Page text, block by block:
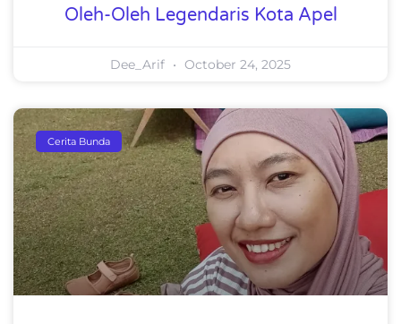
Oleh-Oleh Legendaris Kota Apel
Dee_Arif October 24, 2025
Cerita Bunda